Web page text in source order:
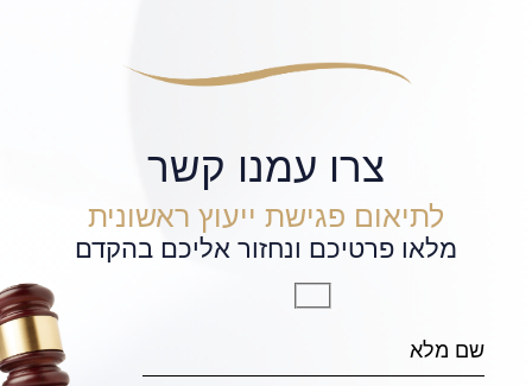
צרו עמנו קשר
לתיאום פגישת ייעוץ ראשונית
מלאו פרטיכם ונחזור אליכם בהקדם